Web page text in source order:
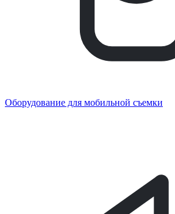
Оборудование для мобильной съемки